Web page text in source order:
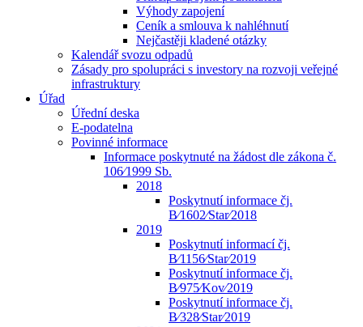
Výhody zapojení
Ceník a smlouva k nahléhnutí
Nejčastěji kladené otázky
Kalendář svozu odpadů
Zásady pro spolupráci s investory na rozvoji veřejné
infrastruktury
Úřad
Úřední deska
E-podatelna
Povinné informace
Informace poskytnuté na žádost dle zákona č.
106⁄1999 Sb.
2018
Poskytnutí informace čj.
B⁄1602⁄Star⁄2018
2019
Poskytnutí informací čj.
B⁄1156⁄Star⁄2019
Poskytnutí informace čj.
B⁄975⁄Kov⁄2019
Poskytnutí informace čj.
B⁄328⁄Star⁄2019